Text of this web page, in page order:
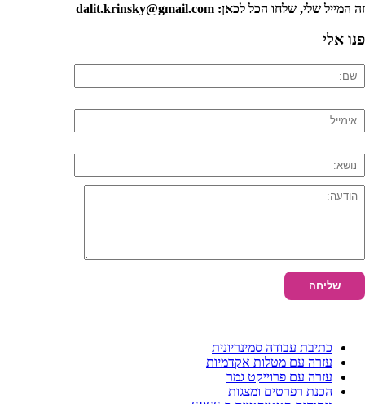
זה המייל שלי, שלחו הכל לכאן: dalit.krinsky@gmail.com
פנו אלי
כתיבת עבודה סמינריונית
עזרה עם מטלות אקדמיות
עזרה עם פרוייקט גמר
הכנת רפרטים ומצגות